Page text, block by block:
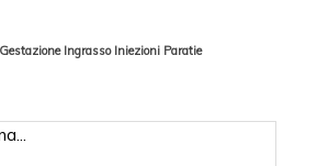
Gestazione Ingrasso Iniezioni Paratie